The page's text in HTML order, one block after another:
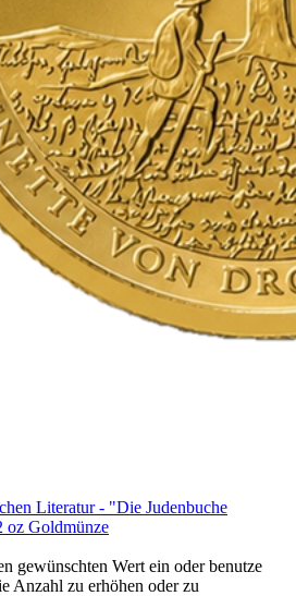
Literatur - "Die Judenbuche
oz Goldmünze
gewünschten Wert ein oder benutze
Anzahl zu erhöhen oder zu